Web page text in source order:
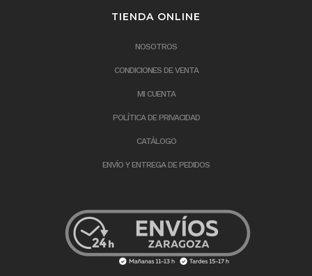
TIENDA ONLINE
NOSOTROS
CONDICIONES DE VENTA
MI CUENTA
POLÍTICA DE PRIVACIDAD
CATÁLOGO
ENVÍO Y ENTREGA DE PEDIDOS